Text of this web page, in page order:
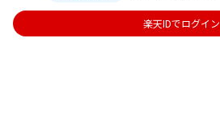
楽天IDでログイン